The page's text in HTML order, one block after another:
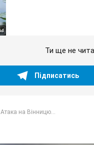
Ти ще не
Підписатись
Атака на Вінницю...